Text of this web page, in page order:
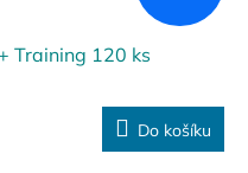
Training 120 ks
Do košíku